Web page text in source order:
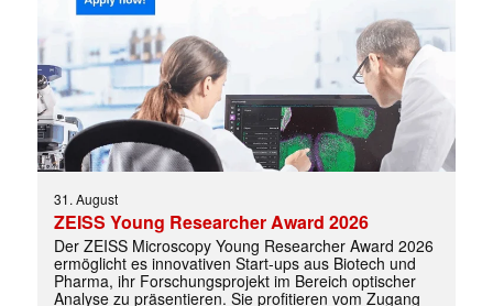
31. August
ZEISS Young Researcher Award 2026
Der ZEISS Microscopy Young Researcher Award 2026
ermöglicht es innovativen Start-ups aus Biotech und
Pharma, ihr Forschungsprojekt im Bereich optischer
Analyse zu präsentieren. Sie profitieren vom Zugang